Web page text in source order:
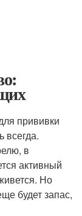
прививки
всегда.
в
активный
Но
будет запас,